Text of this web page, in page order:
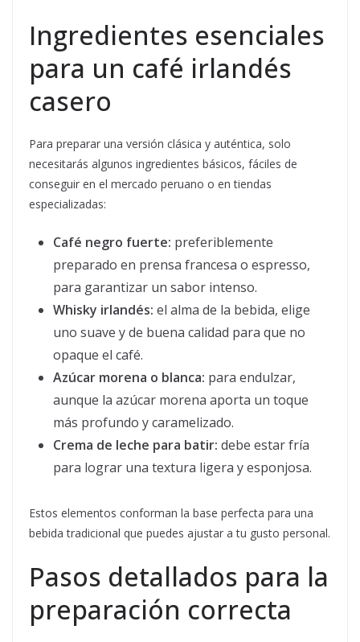
Ingredientes esenciales
para un café irlandés
casero
Para preparar una versión clásica y auténtica, solo
necesitarás algunos ingredientes básicos, fáciles de
conseguir en el mercado peruano o en tiendas
especializadas:
Café negro fuerte: preferiblemente
preparado en prensa francesa o espresso,
para garantizar un sabor intenso.
Whisky irlandés: el alma de la bebida, elige
uno suave y de buena calidad para que no
opaque el café.
Azúcar morena o blanca: para endulzar,
aunque la azúcar morena aporta un toque
más profundo y caramelizado.
Crema de leche para batir: debe estar fría
para lograr una textura ligera y esponjosa.
Estos elementos conforman la base perfecta para una
bebida tradicional que puedes ajustar a tu gusto personal.
Pasos detallados para la
preparación correcta